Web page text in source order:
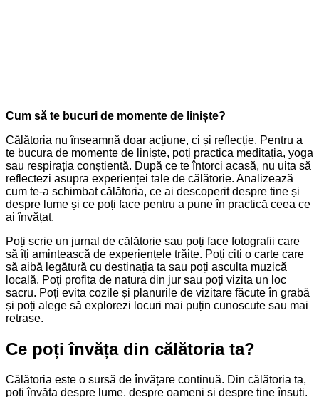
Cum să te bucuri de momente de liniște?
Călătoria nu înseamnă doar acțiune, ci și reflecție. Pentru a
te bucura de momente de liniște, poți practica meditația, yoga
sau respirația conștientă. După ce te întorci acasă, nu uita să
reflectezi asupra experienței tale de călătorie. Analizează
cum te-a schimbat călătoria, ce ai descoperit despre tine și
despre lume și ce poți face pentru a pune în practică ceea ce
ai învățat.
Poți scrie un jurnal de călătorie sau poți face fotografii care
să îți amintească de experiențele trăite. Poți citi o carte care
să aibă legătură cu destinația ta sau poți asculta muzică
locală. Poți profita de natura din jur sau poți vizita un loc
sacru. Poți evita cozile și planurile de vizitare făcute în grabă
și poți alege să explorezi locuri mai puțin cunoscute sau mai
retrase.
Ce poți învăța din călătoria ta?
Călătoria este o sursă de învățare continuă. Din călătoria ta,
poți învăța despre lume, despre oameni și despre tine însuți.